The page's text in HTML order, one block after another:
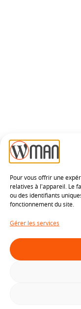
Pour vous offrir une
relatives à l'appareil. Le
ou des identifiants
fonctionnement du site.
Gérer les services